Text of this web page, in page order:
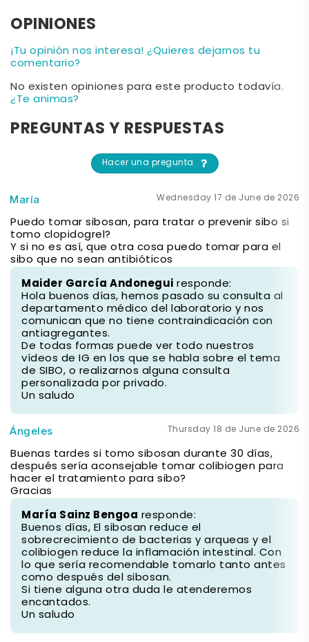
OPINIONES
¡Tu opinión nos interesa! ¿Quieres dejarnos tu
comentario?
No existen opiniones para este producto todavía.
¿Te animas?
PREGUNTAS Y RESPUESTAS
Hacer una pregunta
María Wednesday 17 de June de 2026
Puedo tomar sibosan, para tratar o prevenir sibo si
tomo clopidogrel?
Y si no es así, que otra cosa puedo tomar para el
sibo que no sean antibióticos
Maider García Andonegui responde:
Hola buenos días, hemos pasado su consulta al
departamento médico del laboratorio y nos
comunican que no tiene contraindicación con
antiagregantes.
De todas formas puede ver todo nuestros
vídeos de IG en los que se habla sobre el tema
de SIBO, o realizarnos alguna consulta
personalizada por privado.
Un saludo
Ángeles Thursday 18 de June de 2026
Buenas tardes si tomo sibosan durante 30 días,
después sería aconsejable tomar colibiogen para
hacer el tratamiento para sibo?
Gracias
María Sainz Bengoa responde:
Buenos días, El sibosan reduce el
sobrecrecimiento de bacterias y arqueas y el
colibiogen reduce la inflamación intestinal. Con
lo que sería recomendable tomarlo tanto antes
como después del sibosan.
Si tiene alguna otra duda le atenderemos
encantados.
Un saludo